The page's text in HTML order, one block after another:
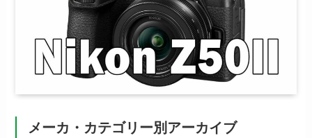
メーカ・カテゴリー別アーカイブ